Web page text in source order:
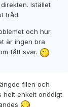
Istället
tråd.
och hur
är ingen bra
fått svar.
filen och
helt enkelt onödigt